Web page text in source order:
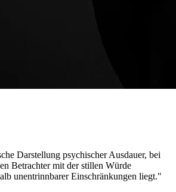
Darstellung psychischer Ausdauer, bei
Betrachter mit der stillen Würde
unentrinnbarer Einschränkungen liegt."